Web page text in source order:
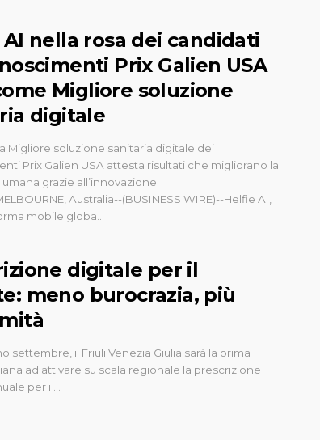
nella rosa dei candidati
Prix Galien USA
Migliore soluzione
digitale
Migliore soluzione sanitaria digitale dei
Prix Galien USA attesta risultati che migliorano la
grazie all’innovazione
Australia--(BUSINESS WIRE)--Helfie AI,
mobile globa...
digitale per il
meno burocrazia, più
settembre, il Friuli Venezia Giulia sarà la prima
ad attivare su scala regionale la prescrizione
per i …